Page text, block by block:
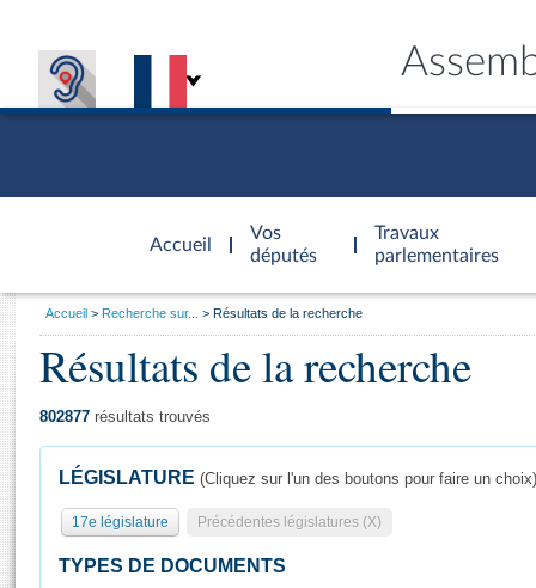
Accueil
d'accueil
Vos
députés
Travaux
parlementaires
Présidence
Séance publique
Général
Rôle et pouvoirs de l'Assemblée
Visiter l'Assemblée
Vous
Accueil Recherche sur... Résultats de la recherche
Résultats de la recherche
802877 résultats trouvés
LÉGISLATURE (Cliquez sur l'un des boutons pour faire un choix)
17e législature Précédentes législatures (X)
TYPES DE DOCUMENTS